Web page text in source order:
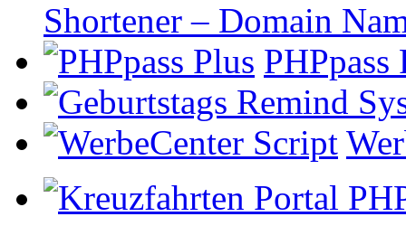
Shortener – Domain
PHPpass